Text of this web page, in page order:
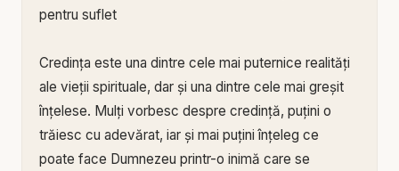
pentru suflet
Credința este una dintre cele mai puternice realități
ale vieții spirituale, dar și una dintre cele mai greșit
înțelese. Mulți vorbesc despre credință, puțini o
trăiesc cu adevărat, iar și mai puțini înțeleg ce
poate face Dumnezeu printr-o inimă care se